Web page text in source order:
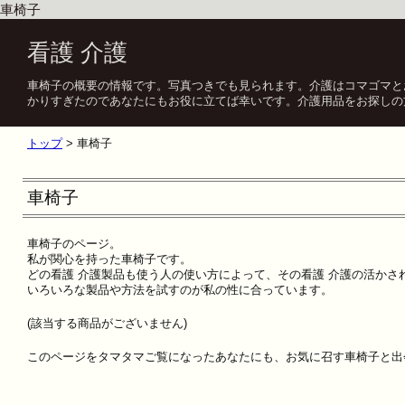
車椅子
看護 介護
車椅子の概要の情報です。写真つきでも見られます。介護はコマゴマ
かりすぎたのであなたにもお役に立てば幸いです。介護用品をお探し
トップ> 車椅子
車椅子
車椅子のページ。
私が関心を持った車椅子です。
どの看護 介護製品も使う人の使い方によって、その看護 介護の活か
いろいろな製品や方法を試すのが私の性に合っています。
(該当する商品がございません)
このページをタマタマご覧になったあなたにも、お気に召す車椅子と